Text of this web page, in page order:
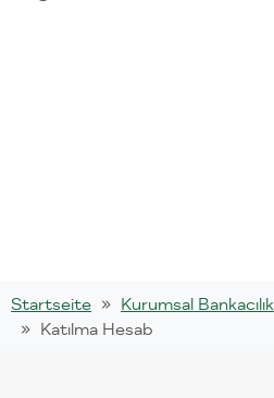
Startseite Kurumsal Bankacılık
Katılma Hesab